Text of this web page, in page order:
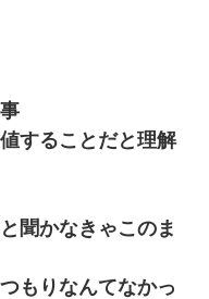
死ぬんか？ 死ぬんか？
してるんだが...
現実を知ってしまい無事
」私「しつこい、学校斡
報したら「志望校を変え
することだと理解
聞かなきゃこのま
もりなんてなかっ